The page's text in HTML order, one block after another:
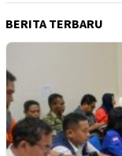
BERITA TERBARU